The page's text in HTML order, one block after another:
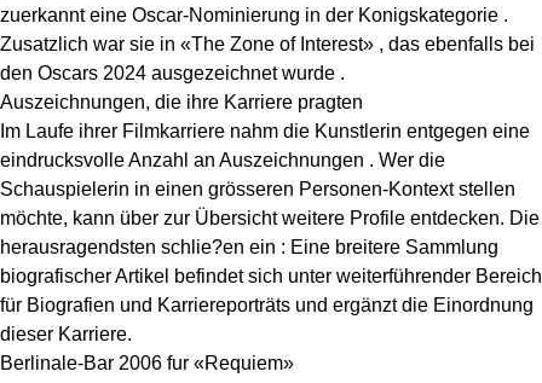
zuerkannt eine Oscar-Nominierung in der Konigskategorie .
Zusatzlich war sie in «The Zone of Interest» , das ebenfalls bei
den Oscars 2024 ausgezeichnet wurde .
Auszeichnungen, die ihre Karriere pragten
Im Laufe ihrer Filmkarriere nahm die Kunstlerin entgegen eine
eindrucksvolle Anzahl an Auszeichnungen . Wer die
Schauspielerin in einen grösseren Personen-Kontext stellen
möchte, kann über zur Übersicht weitere Profile entdecken. Die
herausragendsten schlie?en ein : Eine breitere Sammlung
biografischer Artikel befindet sich unter weiterführender Bereich
für Biografien und Karriereporträts und ergänzt die Einordnung
dieser Karriere.
Berlinale-Bar 2006 fur «Requiem»